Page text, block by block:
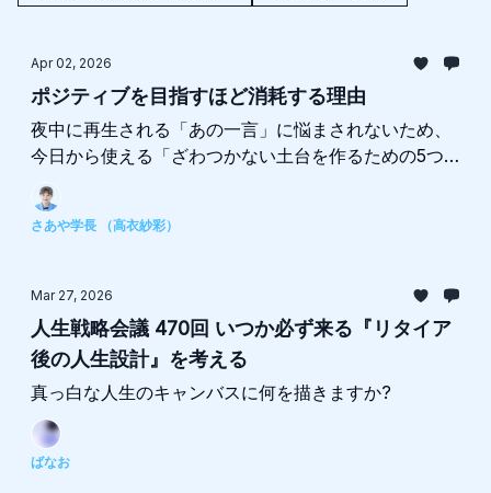
Apr 02, 2026
ポジティブを目指すほど消耗する理由
夜中に再生される「あの一言」に悩まされないため、
今日から使える「ざわつかない土台を作るための5つ
のステップ」
さあや学長 （高衣紗彩）
Mar 27, 2026
人生戦略会議 470回 いつか必ず来る『リタイア
後の人生設計』を考える
真っ白な人生のキャンバスに何を描きますか?
ばなお